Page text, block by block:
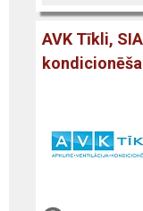
AVK Tīkli,